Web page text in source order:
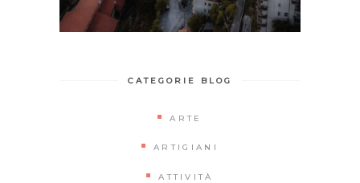
CATEGORIE BLOG
ARTE
ARTIGIANI
ATTIVITÀ